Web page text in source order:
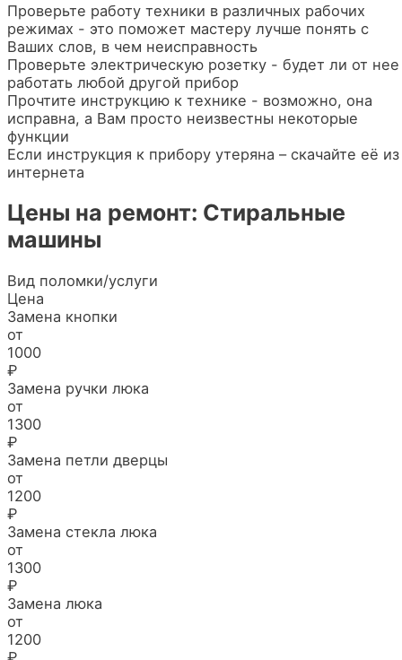
Проверьте работу техники в различных рабочих
режимах - это поможет мастеру лучше понять с
Ваших слов, в чем неисправность
Проверьте электрическую розетку - будет ли от нее
работать любой другой прибор
Прочтите инструкцию к технике - возможно, она
исправна, а Вам просто неизвестны некоторые
функции
Если инструкция к прибору утеряна – скачайте её из
интернета
Цены на ремонт: Стиральные
машины
Вид поломки/услуги
Цена
Замена кнопки
от
1000
₽
Замена ручки люка
от
1300
₽
Замена петли дверцы
от
1200
₽
Замена стекла люка
от
1300
₽
Замена люка
от
1200